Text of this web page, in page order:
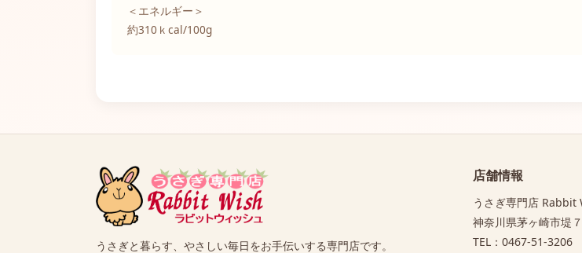
＜エネルギー＞
約310ｋcal/100g
うさぎと暮らす、やさしい毎日をお手伝いする専門店です。
店舗情報
うさぎ専門店 Rabbit
神奈川県茅ヶ崎市堤
TEL：0467-51-3206